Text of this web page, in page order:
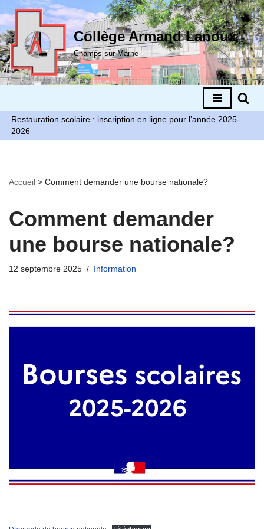
Aller
au
contenu
Collège Armand Lanoux
Champs-sur-Marne
Restauration scolaire : inscription en ligne pour l’année 2025-
2026
Accueil > Comment demander une bourse nationale?
Comment demander
une bourse nationale?
12 septembre 2025 Information